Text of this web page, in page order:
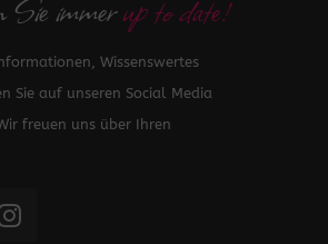
Wissenswertes
Sie auf unseren Social Media
freuen uns über Ihren